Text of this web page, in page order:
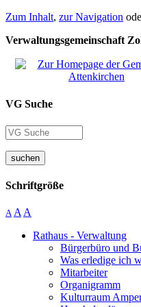
Zum Inhalt, zur Navigation
Verwaltungsgemeinschaft
VG Suche
suchen
Schriftgröße
A A A
Rathaus - Verwaltung
Bürgerbüro und
Was erledige ich
Mitarbeiter
Organigramm
Kulturraum